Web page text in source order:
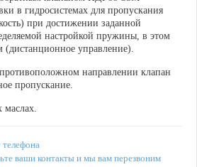
в гидросистемах для пропускания
при достижении заданной
настройкой пружины, в этом
управление).
направлении клапан
пропускание.
маслах.
ваши контакты и мы вам перезвоним